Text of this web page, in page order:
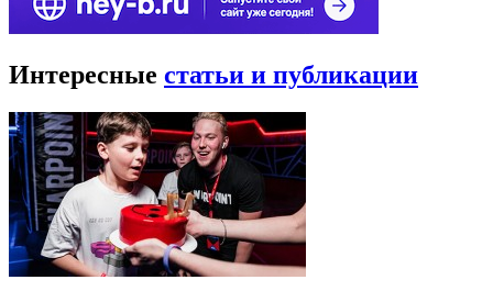
Интересные статьи и публикации